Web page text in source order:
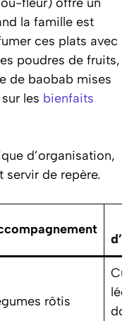
la famille est
ces plats avec
poudres de fruits,
de baobab mises
les bienfaits
d’organisation,
de repère.
rôtis